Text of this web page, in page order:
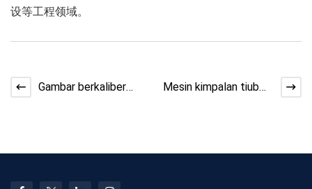
设等工程领域。
Gambar berkaliber
Mesin kimpalan tiub